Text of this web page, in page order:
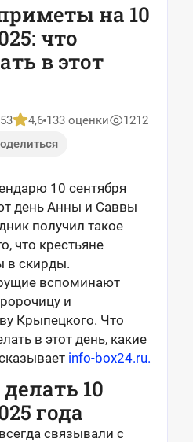
на 10
что
в этот
4,6 133 оценки
1212
10 сентября
день Анны и Саввы
получил такое
что крестьяне
в скирды.
вспоминают
и
Крыпецкого. Что
в этот день, какие
info-box24.ru.
10
года
связывали с